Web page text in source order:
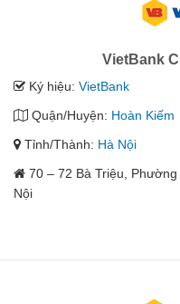
VietBank
Ký hiệu: VietBank
Quận/Huyện: Hoàn Kiếm
Tỉnh/Thành: Hà Nội
70 – 72 Bà Triệu,
Nội